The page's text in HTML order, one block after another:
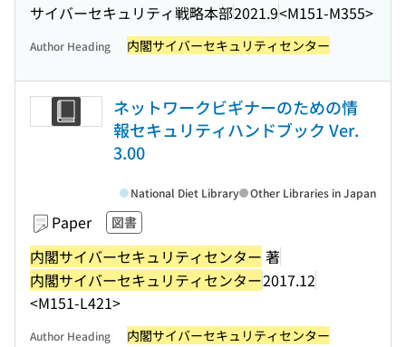
サイバーセキュリティ戦略本部2021.9<M151-M355>
Author Heading 内閣サイバーセキュリティセンター
ネットワークビギナーのための情
報セキュリティハンドブック Ver.
3.00
Paper 図書
内閣サイバーセキュリティセンター 著
内閣サイバーセキュリティセンター2017.12
<M151-L421>
National Diet Library Other Libraries in Japan
Author Heading 内閣サイバーセキュリティセンター